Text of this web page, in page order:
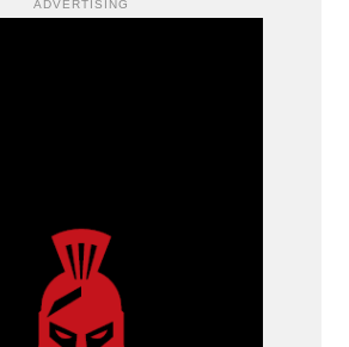
ADVERTISING